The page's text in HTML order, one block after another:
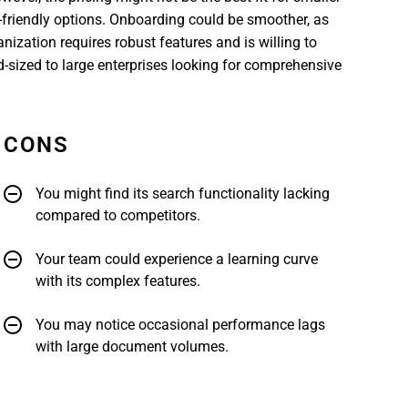
options. Onboarding could be smoother, as
requires robust features and is willing to
to large enterprises looking for comprehensive
CONS
You might find its search functionality lacking
compared to competitors.
Your team could experience a learning curve
with its complex features.
You may notice occasional performance lags
with large document volumes.